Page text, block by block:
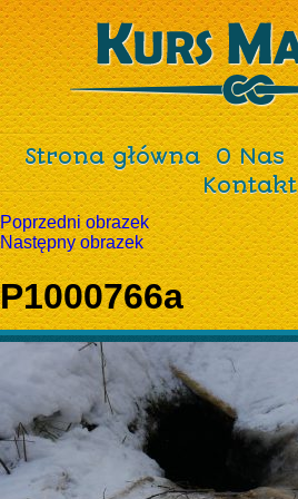
Strona główna O Nas
Kontakt
Poprzedni obrazek
Następny obrazek
P1000766a